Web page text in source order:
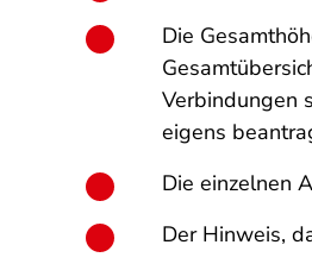
Die
Verbindungen
eigens
Die einzelnen
Der Hinweis,